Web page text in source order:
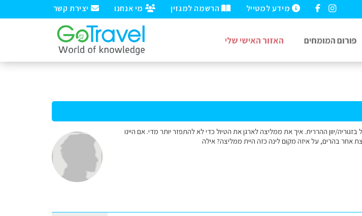
יצירת קשר מי אנחנו הרשמה למגזין מידע למטייל
פורום המומחים האזור האישי שלי
יוון ההררית. איך את ממליצה לארגן את הטיול כדי לא להתפזר יותר מדי. אם היינו
אחר בהרים, על איזה מקום לינה כזה היית ממליצה? אילה